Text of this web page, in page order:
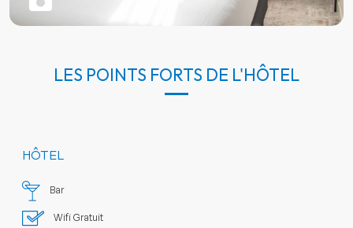
LES POINTS FORTS DE L'HÔTEL
HÔTEL
Bar
Wifi Gratuit